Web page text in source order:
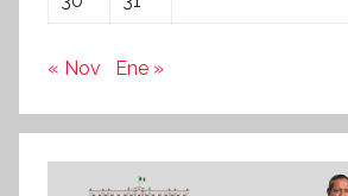
« Nov Ene »